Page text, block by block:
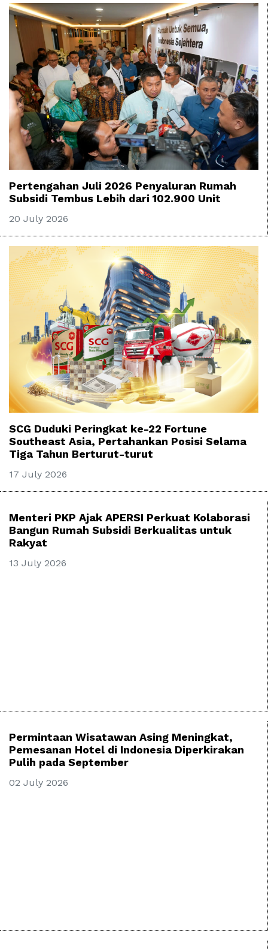
Pertengahan Juli 2026 Penyaluran Rumah
Subsidi Tembus Lebih dari 102.900 Unit
20 July 2026
SCG Duduki Peringkat ke-22 Fortune
Southeast Asia, Pertahankan Posisi Selama
Tiga Tahun Berturut-turut
17 July 2026
Menteri PKP Ajak APERSI Perkuat Kolaborasi
Bangun Rumah Subsidi Berkualitas untuk
Rakyat
13 July 2026
Permintaan Wisatawan Asing Meningkat,
Pemesanan Hotel di Indonesia Diperkirakan
Pulih pada September
02 July 2026